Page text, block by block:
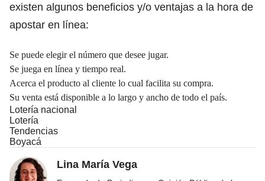
existen algunos beneficios y/o ventajas a la hora de
apostar en línea:
Se puede elegir el número que desee jugar.
Se juega en línea y tiempo real.
Acerca el producto al cliente lo cual facilita su compra.
Su venta está disponible a lo largo y ancho de todo el país.
Lotería nacional
Lotería
Tendencias
Boyacá
Lina María Vega